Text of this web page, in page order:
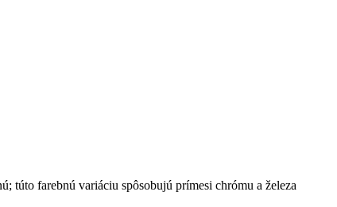
túto farebnú variáciu spôsobujú prímesi chrómu a železa